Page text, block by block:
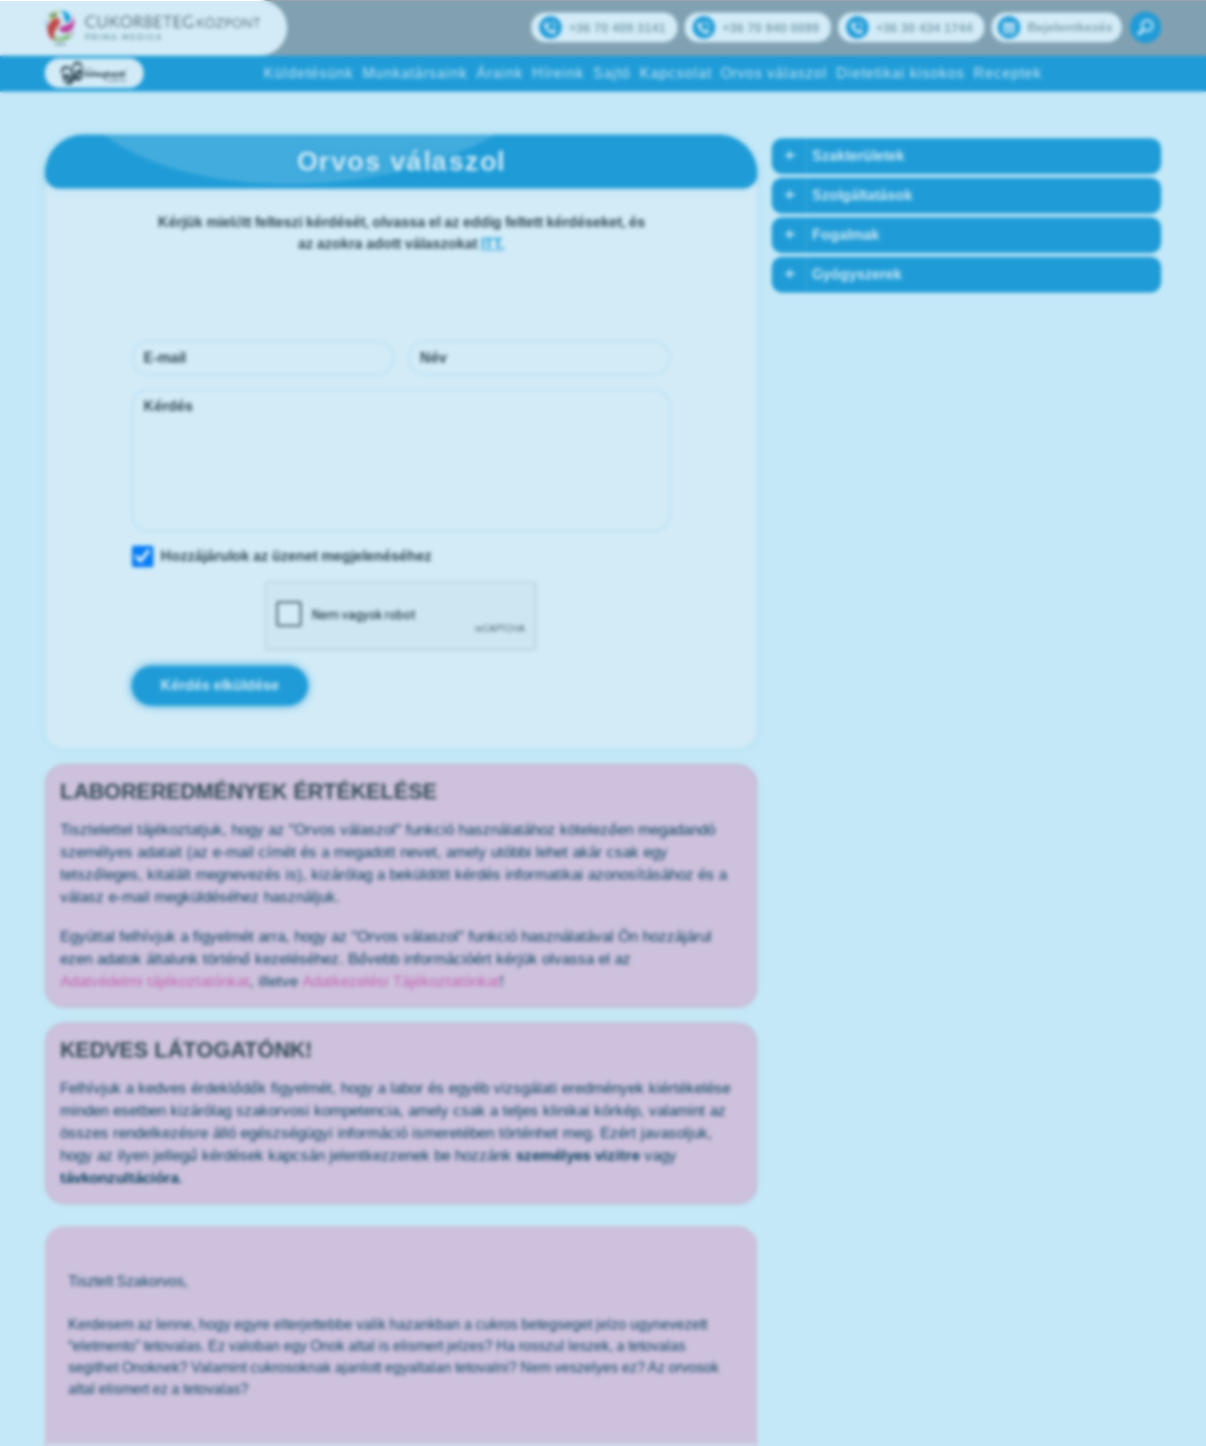
+36 70 409 3141 +36 70 940 0099 +36 30 434 1744 Bejelentkezés
Küldetésünk Munkatársaink Áraink Híreink Sajtó Kapcsolat Orvos válaszol Dietetikai kisokos Receptek
Orvos válaszol
Kérjük mielőtt felteszi kérdését, olvassa el az eddig feltett kérdéseket, és
az azokra adott válaszokat
ITT.
Hozzájárulok az üzenet megjelenéséhez
Kérdés elküldése
LABOREREDMÉNYEK ÉRTÉKELÉSE
Tisztelettel tájékoztatjuk, hogy az "Orvos válaszol" funkció használatához kötelezően megadandó
személyes adatait (az e-mail címét és a megadott nevet, amely utóbbi lehet akár csak egy
tetszőleges, kitalált megnevezés is), kizárólag a beküldött kérdés informatikai azonosításához és a
válasz e-mail megküldéséhez használjuk.
Egyúttal felhívjuk a figyelmét arra, hogy az "Orvos válaszol" funkció használatával Ön hozzájárul
ezen adatok általunk történő kezeléséhez. Bővebb információért kérjük olvassa el az
Adatvédelmi tájékoztatónkat, illetve Adatkezelési Tájékoztatónkat!
KEDVES LÁTOGATÓNK!
Felhívjuk a kedves érdeklődők figyelmét, hogy a labor és egyéb vizsgálati eredmények kiértékelése
minden esetben kizárólag szakorvosi kompetencia, amely csak a teljes klinikai kórkép, valamint az
összes rendelkezésre álló egészségügyi információ ismeretében történhet meg. Ezért javasoljuk,
hogy az ilyen jellegű kérdések kapcsán jelentkezzenek be hozzánkszemélyes vizitrevagy
távkonzultációra.
Tisztelt Szakorvos,
Kerdesem az lenne, hogy egyre elterjettebbe valik hazankban a cukros betegseget jelzo ugynevezett
“eletmento” tetovalas. Ez valoban egy Onok altal is elismert jelzes? Ha rosszul leszek, a tetovalas
segithet Onoknek? Valamint cukrosoknak ajanlott egyaltalan tetovalni? Nem veszelyes ez? Az orvosok
altal elismert ez a tetovalas?
Szakterületek
Szolgáltatások
Fogalmak
Gyógyszerek